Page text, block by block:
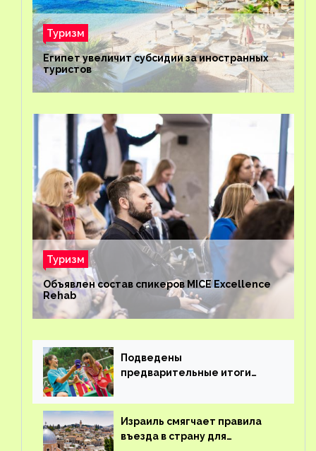
Туризм
Египет увеличит субсидии за иностранных
туристов
Туризм
Объявлен состав спикеров MICE Excellence
Rehab
Подведены
предварительные итоги
Израиль смягчает правила
въезда в страну для